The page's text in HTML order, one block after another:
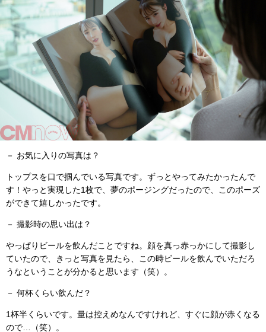
－ お気に入りの写真は？
トップスを口で掴んでいる写真です。ずっとやってみたかったんで
す！やっと実現した1枚で、夢のポージングだったので、このポーズ
ができて嬉しかったです。
－ 撮影時の思い出は？
やっぱりビールを飲んだことですね。顔を真っ赤っかにして撮影し
ていたので、きっと写真を見たら、この時ビールを飲んでいただろ
うなということが分かると思います（笑）。
－ 何杯くらい飲んだ？
1杯半くらいです。量は控えめなんですけれど、すぐに顔が赤くなる
ので…（笑）。